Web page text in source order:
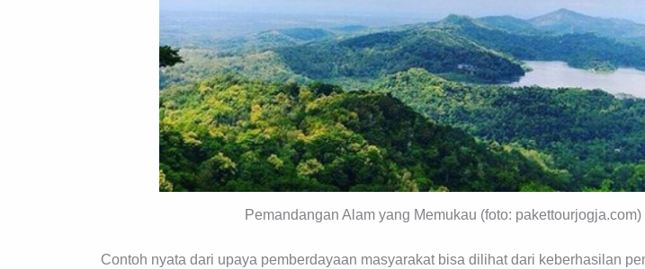
Pemandangan Alam yang Memukau (foto: pakettourjogja.com)
Contoh nyata dari upaya pemberdayaan masyarakat bisa dilihat dari keberhasilan